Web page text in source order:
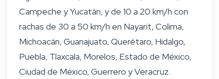
Campeche y Yucatán, y de 10 a 20 km/h con
rachas de 30 a 50 km/h en Nayarit, Colima,
Michoacán, Guanajuato, Querétaro, Hidalgo,
Puebla, Tlaxcala, Morelos, Estado de México,
Ciudad de México, Guerrero y Veracruz.